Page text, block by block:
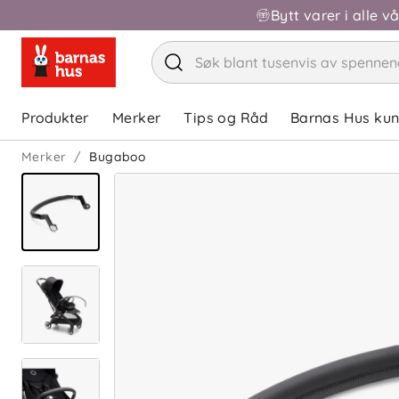
Bytt varer i alle
Produkter Merker Tips og Råd Barnas Hus
Merker Bugaboo